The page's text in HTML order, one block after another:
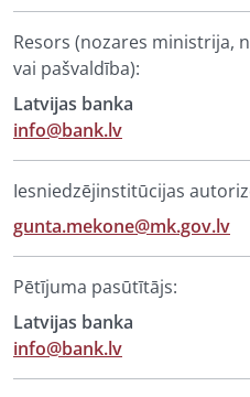
Resors (nozares ministrija,
vai pašvaldība):
Latvijas banka
info@bank.lv
Iesniedzējinstitūcijas
gunta.mekone@mk.gov.lv
Pētījuma pasūtītājs:
Latvijas banka
info@bank.lv